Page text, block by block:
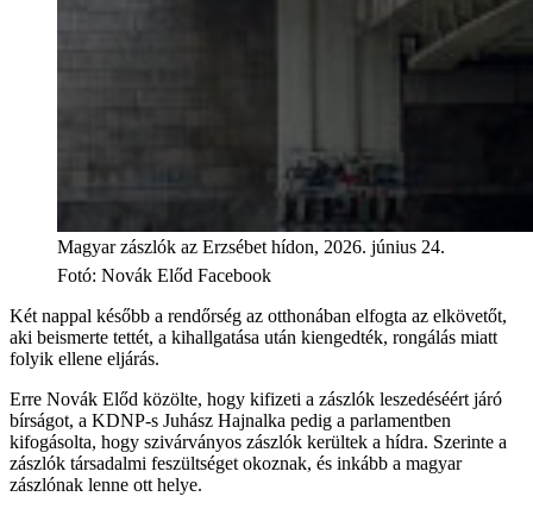
Magyar zászlók az Erzsébet hídon, 2026. június 24.
Fotó: Novák Előd Facebook
Két nappal később a rendőrség az otthonában elfogta az elkövetőt,
aki beismerte tettét, a kihallgatása után kiengedték, rongálás miatt
folyik ellene eljárás.
Erre Novák Előd közölte, hogy kifizeti a zászlók leszedéséért járó
bírságot, a KDNP-s Juhász Hajnalka pedig a parlamentben
kifogásolta, hogy szivárványos zászlók kerültek a hídra. Szerinte a
zászlók társadalmi feszültséget okoznak, és inkább a magyar
zászlónak lenne ott helye.